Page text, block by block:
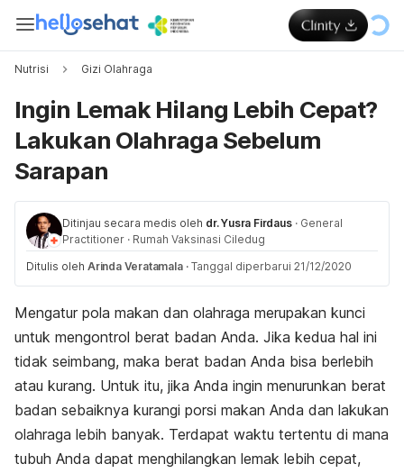
Nutrisi Gizi Olahraga
Ingin Lemak Hilang Lebih Cepat?
Lakukan Olahraga Sebelum
Sarapan
Ditinjau secara medis oleh dr. Yusra Firdaus · General
Practitioner · Rumah Vaksinasi Ciledug
Ditulis oleh Arinda Veratamala · Tanggal diperbarui 21/12/2020
Mengatur pola makan dan olahraga merupakan kunci
untuk mengontrol berat badan Anda. Jika kedua hal ini
tidak seimbang, maka berat badan Anda bisa berlebih
atau kurang. Untuk itu, jika Anda ingin menurunkan berat
badan sebaiknya kurangi porsi makan Anda dan lakukan
olahraga lebih banyak. Terdapat waktu tertentu di mana
tubuh Anda dapat menghilangkan lemak lebih cepat,